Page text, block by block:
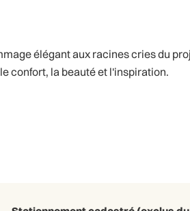
élégant aux racines cries du
confort, la beauté et l'inspiration.